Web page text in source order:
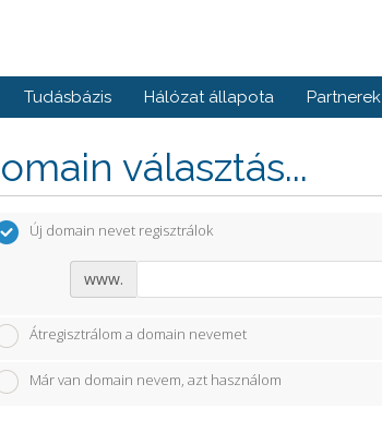
Tudásbázis Hálózat állapota Partnerek
választás...
Új domain nevet regisztrálok
www.
Átregisztrálom a domain nevemet
Már van domain nevem, azt használom